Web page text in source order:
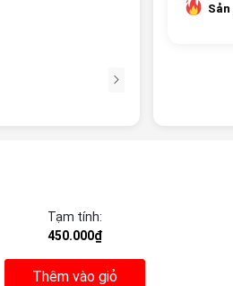
Tạm tính:
450.000₫
Thêm vào giỏ